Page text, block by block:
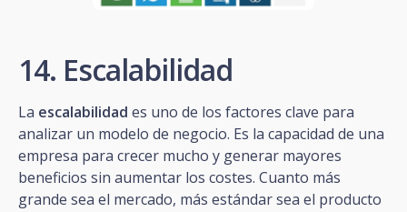
14. Escalabilidad
La escalabilidad es uno de los factores clave para
analizar un modelo de negocio. Es la capacidad de una
empresa para crecer mucho y generar mayores
beneficios sin aumentar los costes. Cuanto más
grande sea el mercado, más estándar sea el producto